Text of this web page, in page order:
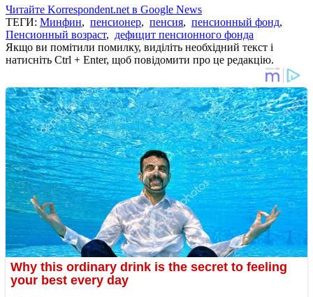
Читайте Korrespondent.net в Google News
ТЕГИ: Минфин, пенсионер, пенсия, пенсионный фонд,
Пенсионный возраст, дефицит пенсионного фонда
Якщо ви помітили помилку, виділіть необхідний текст і
натисніть Ctrl + Enter, щоб повідомити про це редакцію.